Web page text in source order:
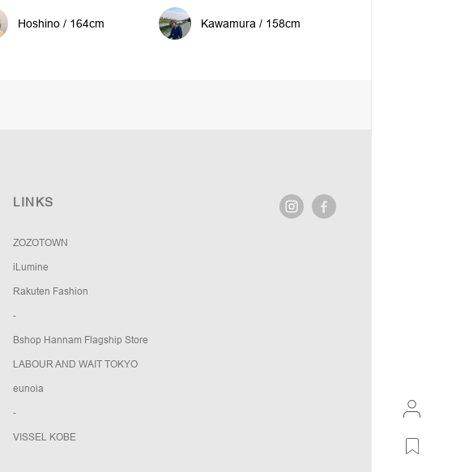
Hoshino / 164cm Kawamura / 158cm
LINKS
ZOZOTOWN
iLumine
Rakuten Fashion
-
Bshop Hannam Flagship Store
LABOUR AND WAIT TOKYO
eunoia
-
VISSEL KOBE